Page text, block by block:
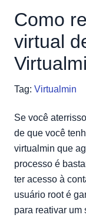
Como
virtual
Tag: Virtualmin
Se você
de que você
virtualmin que
processo é
ter acesso à
usuário root é
para reativar um